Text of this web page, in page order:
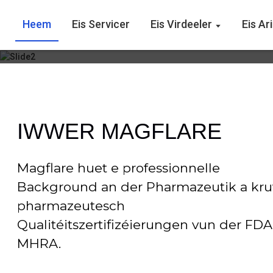
Heem Eis Servicer Eis Virdeeler Eis
IWWER MAGFLARE
Magflare huet e professionnelle
Background an der Pharmazeutik a
pharmazeutesch
Qualitéitszertifizéierungen vun der
MHRA.